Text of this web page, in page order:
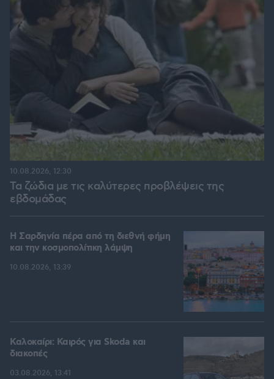
Τα ζώδια με τις καλύτερες προβλέψεις της
εβδομάδας
10.08.2026, 12:30
Η Σαρδηνία πέρα από τη διεθνή φήμη
και την κοσμοπολίτικη λάμψη
10.08.2026, 13:39
Καλοκαίρι: Καιρός για Skoda και
διακοπές
03.08.2026, 13:41